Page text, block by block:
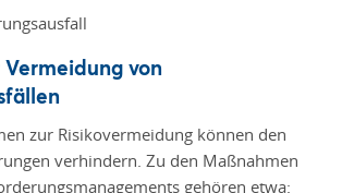
von
zur Risikovermeidung können den
verhindern. Zu den Maßnahmen
gehören etwa: